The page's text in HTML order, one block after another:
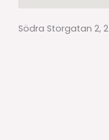
Södra Storgatan 2,